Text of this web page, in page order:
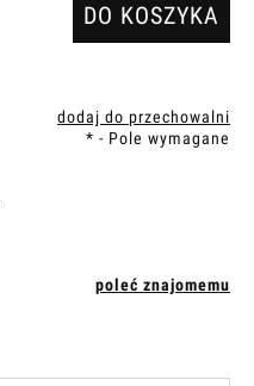
DO KOSZYKA
dodaj do przechowalni
* - Pole wymagane
poleć znajomemu